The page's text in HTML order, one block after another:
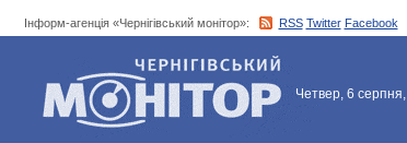
Інформ-агенція «Чернігівський монітор»: RSS Twitter Facebook
Інформ-агенція
«Чернігівський монітор»
Четвер, 6 серпня,